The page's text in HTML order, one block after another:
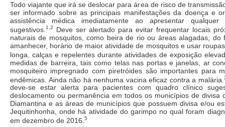
Todo viajante que irá se deslocar para área de risco de
ser informado sobre as principais manifestações da doença e
assistência médica imediatamente ao apresentar
sugestivos. 1,2
Deve ser alertado para evitar frequentar locais
naturais de mosquitos, como beira de rio ou áreas alagadas, do
amanhecer, horário de maior atividade de mosquitos e usar
longa, calças e repelentes durante atividades de exposição
medidas de barreira, tais como telas nas portas e janelas, ar
mosquiteiro impregnado com piretróides são importantes para
endêmicas. Ainda não há nenhuma vacina eficaz contra a malária.
deve-se estar alerta para pacientes com quadro clínico
deslocamento ou permanência em todos os municípios de divisa
Diamantina e as áreas de municípios que possuem divisa e/ou
Jequitinhonha, onde há atividade do garimpo no qual foram
em dezembro de 2016. 5